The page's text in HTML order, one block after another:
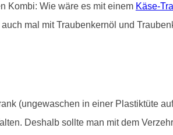
Kombi: Wie wäre es mit einem Käse-
mal mit Traubenkernöl und
(ungewaschen in einer Plastiktüte
Deshalb sollte man mit dem